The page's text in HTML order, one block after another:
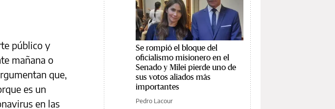
público y
mañana o
que,
es un
en las
Se rompió el bloque del
oficialismo misionero en el
Senado y Milei pierde uno de
sus votos aliados más
importantes
Pedro Lacour